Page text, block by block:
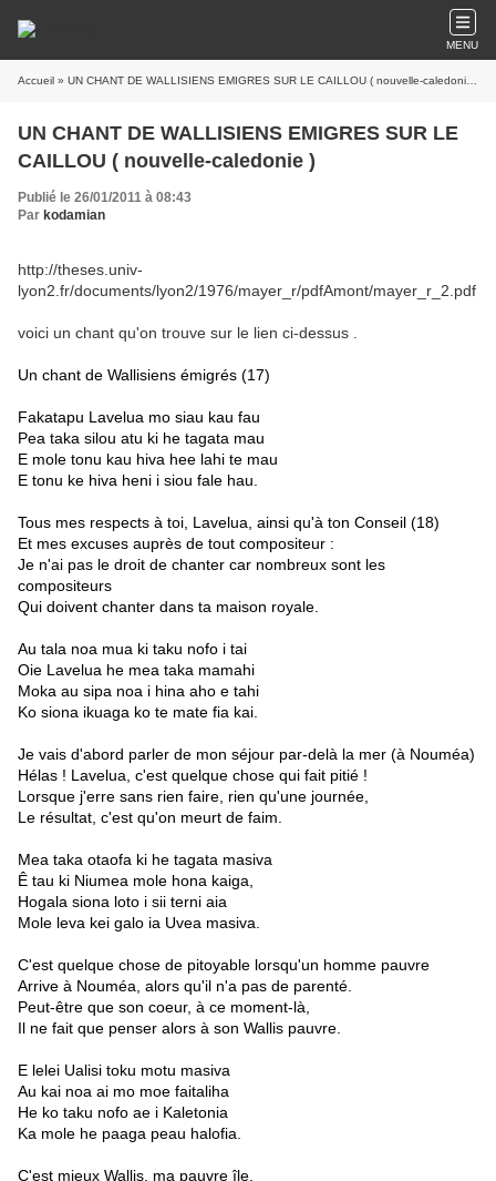
MENU
Accueil » UN CHANT DE WALLISIENS EMIGRES SUR LE CAILLOU ( nouvelle-caledonie )
UN CHANT DE WALLISIENS EMIGRES SUR LE
CAILLOU ( nouvelle-caledonie )
Publié le 26/01/2011 à 08:43
Par kodamian
http://theses.univ-
lyon2.fr/documents/lyon2/1976/mayer_r/pdfAmont/mayer_r_2.pdf
voici un chant qu'on trouve sur le lien ci-dessus .
Un chant de Wallisiens émigrés (17)
Fakatapu Lavelua mo siau kau fau
Pea taka silou atu ki he tagata mau
E mole tonu kau hiva hee lahi te mau
E tonu ke hiva heni i siou fale hau.
Tous mes respects à toi, Lavelua, ainsi qu'à ton Conseil (18)
Et mes excuses auprès de tout compositeur :
Je n'ai pas le droit de chanter car nombreux sont les
compositeurs
Qui doivent chanter dans ta maison royale.
Au tala noa mua ki taku nofo i tai
Oie Lavelua he mea taka mamahi
Moka au sipa noa i hina aho e tahi
Ko siona ikuaga ko te mate fia kai.
Je vais d'abord parler de mon séjour par-delà la mer (à Nouméa)
Hélas ! Lavelua, c'est quelque chose qui fait pitié !
Lorsque j'erre sans rien faire, rien qu'une journée,
Le résultat, c'est qu'on meurt de faim.
Mea taka otaofa ki he tagata masiva
Ê tau ki Niumea mole hona kaiga,
Hogala siona loto i sii terni aia
Mole leva kei galo ia Uvea masiva.
C'est quelque chose de pitoyable lorsqu'un homme pauvre
Arrive à Nouméa, alors qu'il n'a pas de parenté.
Peut-être que son coeur, à ce moment-là,
Il ne fait que penser alors à son Wallis pauvre.
E lelei Ualisi toku motu masiva
Au kai noa ai mo moe faitaliha
He ko taku nofo ae i Kaletonia
Ka mole he paaga peau halofia.
C'est mieux Wallis, ma pauvre île.